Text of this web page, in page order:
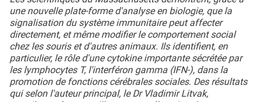
une nouvelle plate-forme d'analyse en biologie, que la
signalisation du système immunitaire peut affecter
directement, et même modifier le comportement social
chez les souris et d'autres animaux. Ils identifient, en
particulier, le rôle d'une cytokine importante sécrétée par
les lymphocytes T, l'interféron gamma (IFN-), dans la
promotion de fonctions cérébrales sociales. Des résultats
qui selon l'auteur principal, le Dr Vladimir Litvak,